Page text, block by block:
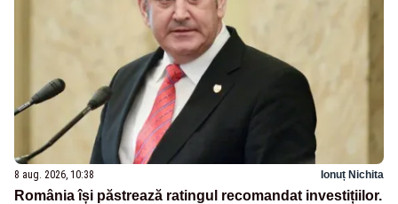
8 aug. 2026, 10:38 Ionuț Nichita
România își păstrează ratingul recomandat investițiilor.